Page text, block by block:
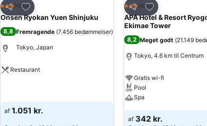
Del
Føj til favoritter
3 Stjerner
Hotel
Onsen Ryokan Yuen Shinjuku
8,8 Fremragende (7.456 bedømmelser)
Tokyo, Japan
Restaurant
af 1.051 kr.
Del
Føj til favoritter
3 Stjerner
Hotel
APA Hotel & Resort
Ekimae Tower
8,2 Meget godt (21.149
Tokyo, 4.6 km til Centrum
Gratis wi-fi
Pool
Spa
Se priser
af 342 kr.